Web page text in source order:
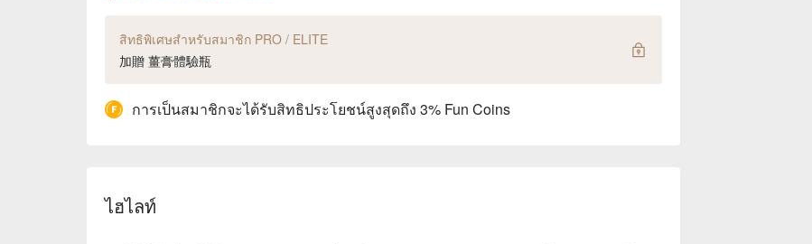
สิทธิพิเศษสำหรับสมาชิก PRO / ELITE
加贈 薑膏體驗瓶
การเป็นสมาชิกจะได้รับสิทธิประโยชน์สูงสุดถึง 3% Fun Coins
ไฮไลท์